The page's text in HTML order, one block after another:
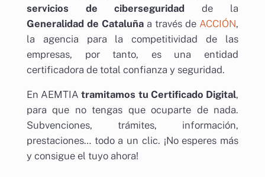
servicios de ciberseguridad de la
Generalidad de Cataluñaa través de ACCIÓN,
la agencia para la competitividad de las
empresas, por tanto, es una entidad
certificadora de total confianza y seguridad.
En AEMTIAtramitamos tu Certificado Digital,
para que no tengas que ocuparte de nada.
Subvenciones, trámites, información,
prestaciones… todo a un clic. ¡No esperes más
y consigue el tuyo ahora!